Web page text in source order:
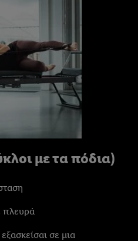
με τα πόδια)
πλευρά
σε μια